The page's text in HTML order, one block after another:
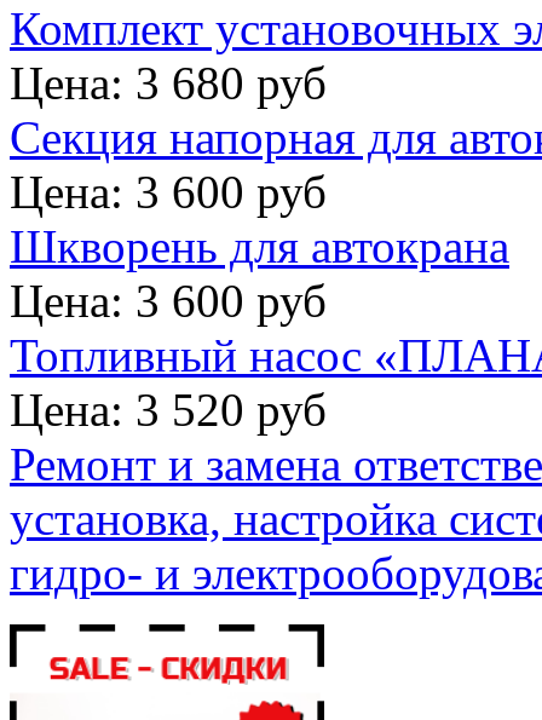
Комплект установочных
Цена: 3 680 руб
Секция напорная для
Цена: 3 600 руб
Шкворень для автокрана
Цена: 3 600 руб
Топливный насос
Цена: 3 520 руб
Ремонт и замена
установка, настройка
гидро- и